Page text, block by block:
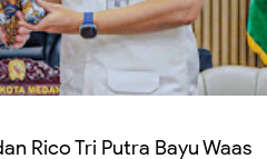
Rico Tri Putra Bayu Waas